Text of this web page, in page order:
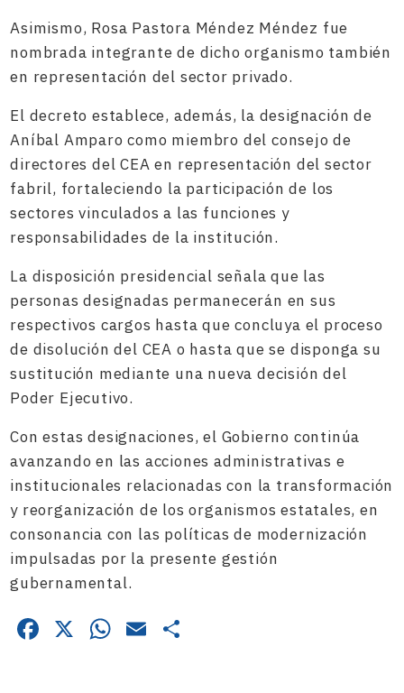
Asimismo, Rosa Pastora Méndez Méndez fue
nombrada integrante de dicho organismo también
en representación del sector privado.
El decreto establece, además, la designación de
Aníbal Amparo como miembro del consejo de
directores del CEA en representación del sector
fabril, fortaleciendo la participación de los
sectores vinculados a las funciones y
responsabilidades de la institución.
La disposición presidencial señala que las
personas designadas permanecerán en sus
respectivos cargos hasta que concluya el proceso
de disolución del CEA o hasta que se disponga su
sustitución mediante una nueva decisión del
Poder Ejecutivo.
Con estas designaciones, el Gobierno continúa
avanzando en las acciones administrativas e
institucionales relacionadas con la transformación
y reorganización de los organismos estatales, en
consonancia con las políticas de modernización
impulsadas por la presente gestión
gubernamental.
Facebook
X WhatsApp
Email